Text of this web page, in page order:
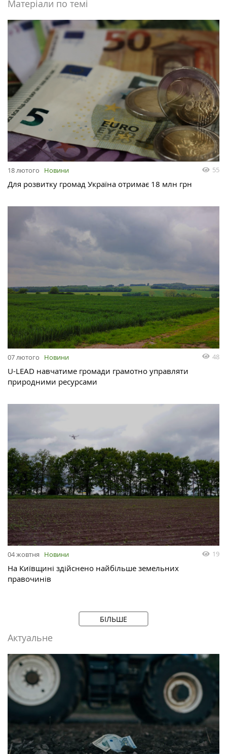
Матеріали по темі
18 лютого Новини 55
Для розвитку громад Україна отримає 18 млн грн
07 лютого Новини 48
U-LEAD навчатиме громади грамотно управляти
природними ресурсами
04 жовтня Новини 19
На Київщині здійснено найбільше земельних
правочинів
БІЛЬШЕ
Актуальне